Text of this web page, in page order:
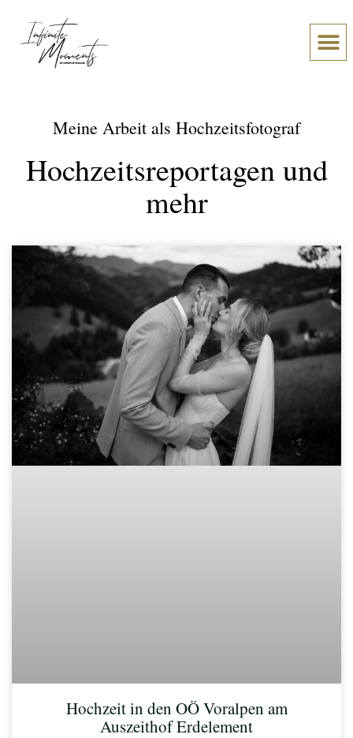
Meine Arbeit als Hochzeitsfotograf
Hochzeitsreportagen und
mehr
Hochzeit in den OÖ Voralpen am
Auszeithof Erdelement